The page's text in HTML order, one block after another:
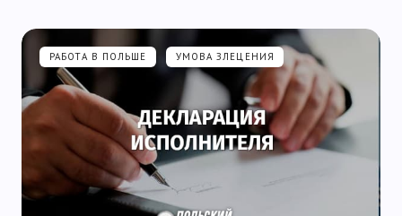
РАБОТА В ПОЛЬШЕ УМОВА ЗЛЕЦЕНИЯ